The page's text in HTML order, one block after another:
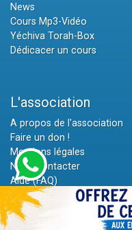
News
Cours Mp3-Vidéo
Yéchiva Torah-Box
Dédicacer un cours
L'association
A propos de l'association
Faire un don !
Mentions légales
Nous contacter
Aide (FAQ)